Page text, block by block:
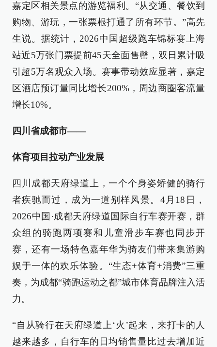
嘉定区相关景点的游览福利。“从交通、餐饮到
购物、游玩，一张票根打通了所有环节。”高先
生说。据统计，2026中国超级跑车锦标赛上海
站近5万张门票提前45天全面售罄，双日累计吸
引超5万名观众入场。赛事带动效应显著，嘉定
区酒店预订量同比增长200%，周边商圈客流量
增长10%。
四川省成都市——
体育项目拉动产业发展
四川成都天府绿道上，一个个身姿矫健的骑行
者疾驰而过，成为一道别样风景。4月18日，
2026中国·成都天府绿道国际自行车赛开赛，群
众组的骑跑两项赛和儿童滑步车赛也同步开
赛，还有一场特色嘉年华为骑友们带来集游购
娱于一体的欢乐体验。“生态+体育+消费”三重
奏，为成都“骑跑运动之都”城市体育品牌注入活
力。
“自从骑行在天府绿道上‘火’起来，来打卡的人
越来越多，自行车的日均销售量比过去增加近